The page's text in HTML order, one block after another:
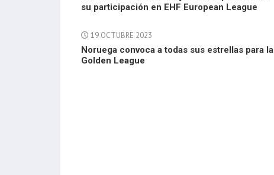
su participación en EHF European League
19 OCTUBRE 2023
Noruega convoca a todas sus estrellas para la
Golden League